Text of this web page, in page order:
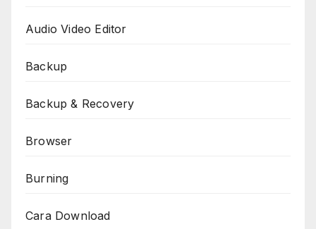
Audio Video Editor
Backup
Backup & Recovery
Browser
Burning
Cara Download